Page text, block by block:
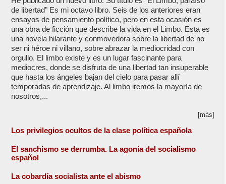
de libertad" Es mi octavo libro. Seis de los anteriores eran
ensayos de pensamiento político, pero en esta ocasión es
una obra de ficción que describe la vida en el Limbo. Esta es
una novela hilarante y conmovedora sobre la libertad de no
ser ni héroe ni villano, sobre abrazar la mediocridad con
orgullo. El limbo existe y es un lugar fascinante para
mediocres, donde se disfruta de una libertad tan insuperable
que hasta los ángeles bajan del cielo para pasar allí
temporadas de aprendizaje. Al limbo iremos la mayoría de
nosotros,...
[más]
Los privilegios ocultos de la clase política española
El sanchismo se derrumba. La agonía del socialismo
español
La cobardía socialista ante el abismo